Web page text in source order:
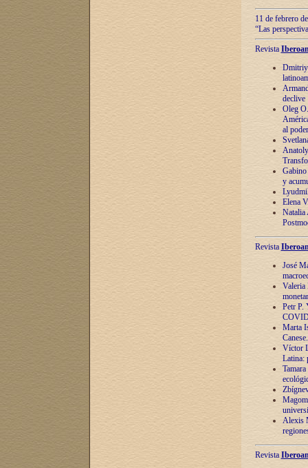
11 de febrero
“Las
Revista
Dmitriy
declive
Oleg
al poder
y
Elena
Natalia
Revista
José
Valeria
Petr P.
Marta
Víctor
Latina:
Alexis
Revista